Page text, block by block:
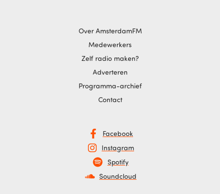
Over AmsterdamFM
Medewerkers
Zelf radio maken?
Adverteren
Programma-archief
Contact
Facebook
Instagram
Spotify
Soundcloud